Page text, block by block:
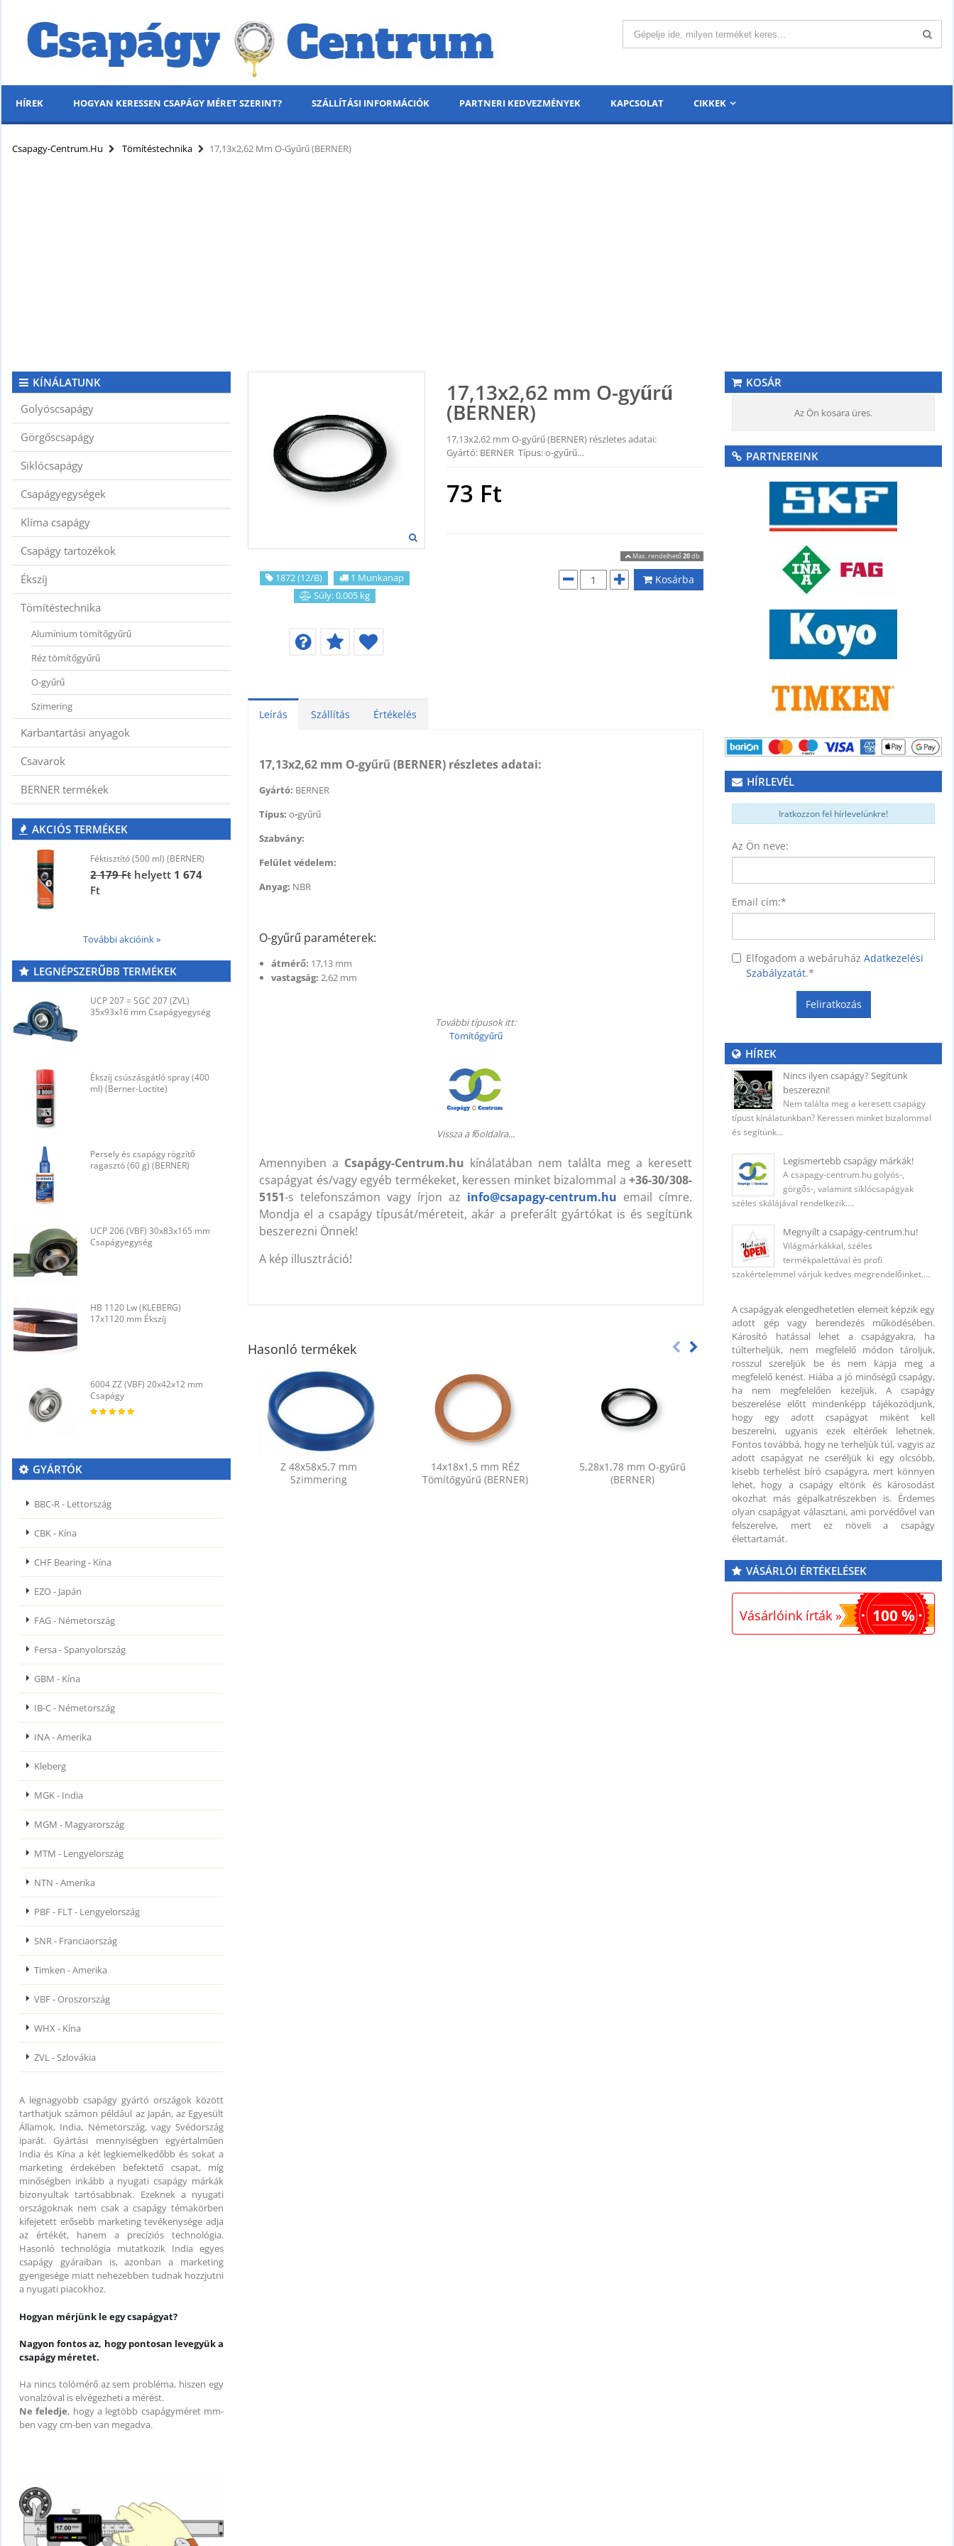
HÍREK HOGYAN KERESSEN CSAPÁGY MÉRET SZERINT? SZÁLLÍTÁSI INFORMÁCIÓK PARTNERI KEDVEZMÉNYEK KAPCSOLAT CIKKEK
MENÜ
Csapagy-Centrum.hu Tömítéstechnika 17,13x2,62 Mm O-Gyűrű (BERNER)
1872 (12/B)
1 Munkanap
Súly: 0.005 kg
17,13x2,62 mm O-gyűrű
(BERNER)
17,13x2,62 mm O-gyűrű (BERNER) részletes adatai:
Gyártó: BERNER Típus: o-gyűrű…
73 Ft
Max. rendelhető20db
Kosárba
Leírás Szállítás Értékelés
17,13x2,62 mm O-gyűrű (BERNER) részletes adatai:
Gyártó: BERNER
Típus: o-gyűrű
Szabvány:
Felület védelem:
Anyag: NBR
O-gyűrű paraméterek:
átmérő: 17,13 mm
vastagság: 2,62 mm
További típusok itt:
Tömítőgyűrű
Vissza a főoldalra...
Amennyiben a Csapágy-Centrum.hu kínálatában nem találta meg a keresett
csapágyat és/vagy egyéb termékeket, keressen minket bizalommal a +36-30/308-
5151-s telefonszámon vagy írjon az info@csapagy-centrum.hu email címre.
Mondja el a csapágy típusát/méreteit, akár a preferált gyártókat is és segítünk
beszerezni Önnek!
A kép illusztráció!
Hasonló termékek
Z 48x58x5,7 mm
Szimmering
14x18x1,5 mm RÉZ
Tömítőgyűrű (BERNER)
5,28x1,78 mm O-gyűrű
(BERNER)
16x22x1,5 mm RÉZ
Tömítőgyűrű (BERNER)
6x10x1
Tömítőgyűrű
KOSÁR
Az Ön kosara üres.
PARTNEREINK
HÍRLEVÉL
Iratkozzon fel hírlevelünkre!
Az Ön neve:
Email cím:*
Elfogadom a webáruház Adatkezelési
Szabályzatát.*
Feliratkozás
HÍREK
Nincs ilyen csapágy? Segítünk
beszerezni!
Nem találta meg a keresett csapágy
típust kínálatunkban? Keressen minket bizalommal
és segítünk…
Legismertebb csapágy márkák!
A csapagy-centrum.hu golyós-,
görgős-, valamint siklócsapágyak
széles skálájával rendelkezik.…
Megnyílt a csapágy-centrum.hu!
Világmárkákkal, széles
termékpalettával és profi
szakértelemmel várjuk kedves megrendelőinket.…
A csapágyak elengedhetetlen elemeit képzik egy
adott gép vagy berendezés működésében.
Károsító hatással lehet a csapágyakra, ha
túlterheljük, nem megfelelő módon tároljuk,
rosszul szereljük be és nem kapja meg a
megfelelő kenést. Hiába a jó minőségű csapágy,
ha nem megfelelően kezeljük. A csapágy
beszerelése előtt mindenképp tájékozódjunk,
hogy egy adott csapágyat miként kell
beszerelni, ugyanis ezek eltérőek lehetnek.
Fontos továbbá, hogy ne terheljük túl, vagyis az
adott csapágyat ne cseréljük ki egy olcsóbb,
kisebb terhelést bíró csapágyra, mert könnyen
lehet, hogy a csapágy eltörik és károsodást
okozhat más gépalkatrészekben is. Érdemes
olyan csapágyat választani, ami porvédővel van
felszerelve, mert ez növeli a csapágy
élettartamát.
VÁSÁRLÓI ÉRTÉKELÉSEK
Vásárlóink írták » 100 %
KÍNÁLATUNK
Golyóscsapágy
Görgőscsapágy
Siklócsapágy
Csapágyegységek
Klíma csapágy
Csapágy tartozékok
Ékszíj
Tömítéstechnika
Alumínium tömítőgyűrű
Réz tömítőgyűrű
O-gyűrű
Szimering
Karbantartási anyagok
Csavarok
BERNER termékek
AKCIÓS TERMÉKEK
Féktisztító (500 ml) (BERNER)
2 179 Ft helyett 1 674
Ft
Féktisztító (500 ml) (BERNER)
További akcióink »
LEGNÉPSZERŰBB TERMÉKEK
UCP 207 = SGC 207 (ZVL)
35x93x16 mm Csapágyegység
Ékszíj csúszásgátló spray (400
ml) (Berner-Loctite)
Persely és csapágy rögzítő
ragasztó (60 g) (BERNER)
UCP 206 (VBF) 30x83x165 mm
Csapágyegység
HB 1120 Lw (KLEBERG)
17x1120 mm Ékszíj
6004 ZZ (VBF) 20x42x12 mm
Csapágy
ragasztó (60 g) (BERNER)
UCP 206 (VBF) 30x83x165 mm
6004 ZZ (VBF) 20x42x12 mm
Csapágy
ragasztó (60 g) (BERNER)
GYÁRTÓK
BBC-R - Lettország
CBK - Kína
CHF Bearing - Kína
EZO - Japán
FAG - Németország
Fersa - Spanyolország
GBM - Kína
IB-C - Németország
INA - Amerika
Kleberg
MGK - India
MGM - Magyarország
MTM - Lengyelország
NTN - Amerika
PBF - FLT - Lengyelország
SNR - Franciaország
Timken - Amerika
VBF - Oroszország
WHX - Kína
ZVL - Szlovákia
A legnagyobb csapágy gyártó országok között
tarthatjuk számon például az Japán, az Egyesült
Államok, India, Németország, vagy Svédország
iparát. Gyártási mennyiségben egyértalműen
India és Kína a két legkiemelkedőbb és sokat a
marketing érdekében befektető csapat, míg
minőségben inkább a nyugati csapágy márkák
bizonyultak tartósabbnak. Ezeknek a nyugati
országoknak nem csak a csapágy témakörben
kifejetett erősebb marketing tevékenysége adja
az értékét, hanem a precíziós technológia.
Hasonló technológia mutatkozik India egyes
csapágy gyáraiban is, azonban a marketing
gyengesége miatt nehezebben tudnak hozzjutni
a nyugati piacokhoz.
Hogyan mérjünk le egy csapágyat?
Nagyon fontos az, hogy pontosan levegyük a
csapágy méretet.
Ha nincs tolómérő az sem probléma, hiszen egy
vonalzóval is elvégezheti a mérést.
Ne feledje, hogy a legtöbb csapágyméret mm-
ben vagy cm-ben van megadva.